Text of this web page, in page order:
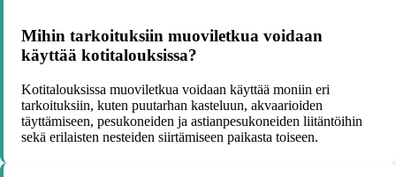
Mihin tarkoituksiin muoviletkua voidaan
käyttää kotitalouksissa?
Kotitalouksissa muoviletkua voidaan käyttää moniin eri
tarkoituksiin, kuten puutarhan kasteluun, akvaarioiden
täyttämiseen, pesukoneiden ja astianpesukoneiden liitäntöihin
sekä erilaisten nesteiden siirtämiseen paikasta toiseen.